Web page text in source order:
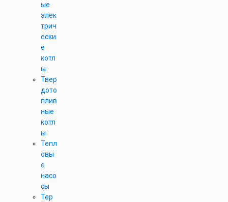
ые
элек
трич
ески
е
котл
ы
Твер
дото
плив
ные
котл
ы
Тепл
овы
е
насо
сы
Тер